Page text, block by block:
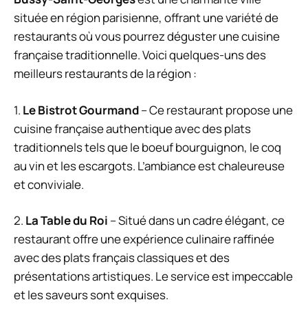
située en région parisienne, offrant une variété de
restaurants où vous pourrez déguster une cuisine
française traditionnelle. Voici quelques-uns des
meilleurs restaurants de la région :
1. Le Bistrot Gourmand– Ce restaurant propose une
cuisine française authentique avec des plats
traditionnels tels que le boeuf bourguignon, le coq
au vin et les escargots. L’ambiance est chaleureuse
et conviviale.
2. La Table du Roi – Situé dans un cadre élégant, ce
restaurant offre une expérience culinaire raffinée
avec des plats français classiques et des
présentations artistiques. Le service est impeccable
et les saveurs sont exquises.